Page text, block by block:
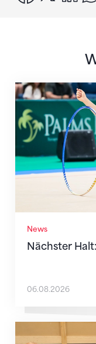
News
Nächster
Nächster Halt:
06.08.2026
Mit klaren